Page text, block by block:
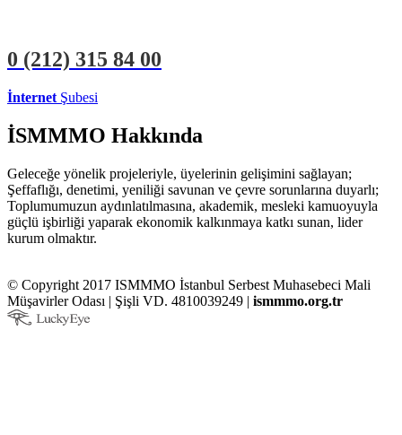
0 (212) 315 84 00
İnternet Şubesi
İSMMMO Hakkında
Geleceğe yönelik projeleriyle, üyelerinin gelişimini sağlayan;
Şeffaflığı, denetimi, yeniliği savunan ve çevre sorunlarına duyarlı;
Toplumumuzun aydınlatılmasına, akademik, mesleki kamuoyuyla
güçlü işbirliği yaparak ekonomik kalkınmaya katkı sunan, lider
kurum olmaktır.
© Copyright 2017 ISMMMO İstanbul Serbest Muhasebeci Mali
Müşavirler Odası | Şişli VD. 4810039249 | ismmmo.org.tr